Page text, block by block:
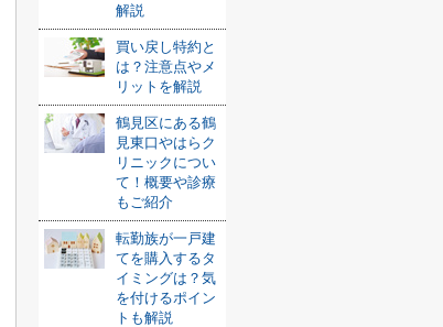
解説
買い戻し特約と
は？注意点やメ
リットを解説
鶴見区にある鶴
見東口やはらク
リニックについ
て！概要や診療
もご紹介
転勤族が一戸建
てを購入するタ
イミングは？気
を付けるポイン
トも解説